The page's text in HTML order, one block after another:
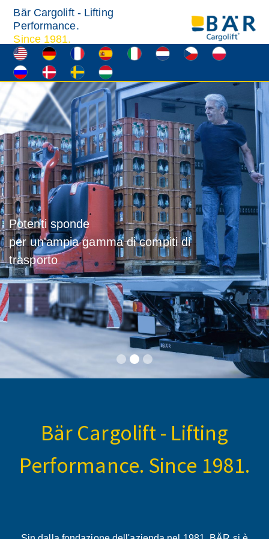
Bär Cargolift - Lifting
Performance.
Since 1981.
Potenti sponde
per un'ampia gamma di compiti di
trasporto
Bär Cargolift - Lifting
Performance. Since 1981.